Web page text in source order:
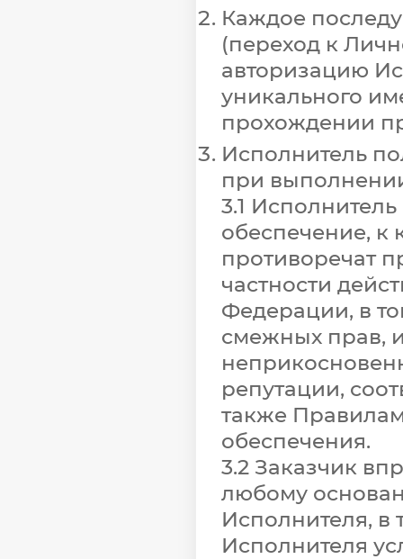
Каждое
(переход к
авторизацию
уникального
прохождении
Исполнитель
при
3.1
обеспечение, к
противоречат
частности
Федерации, в
смежных прав,
репутации,
также
обеспечения.
3.2 Заказчик
любому
Исполнителя, в
Исполнителя